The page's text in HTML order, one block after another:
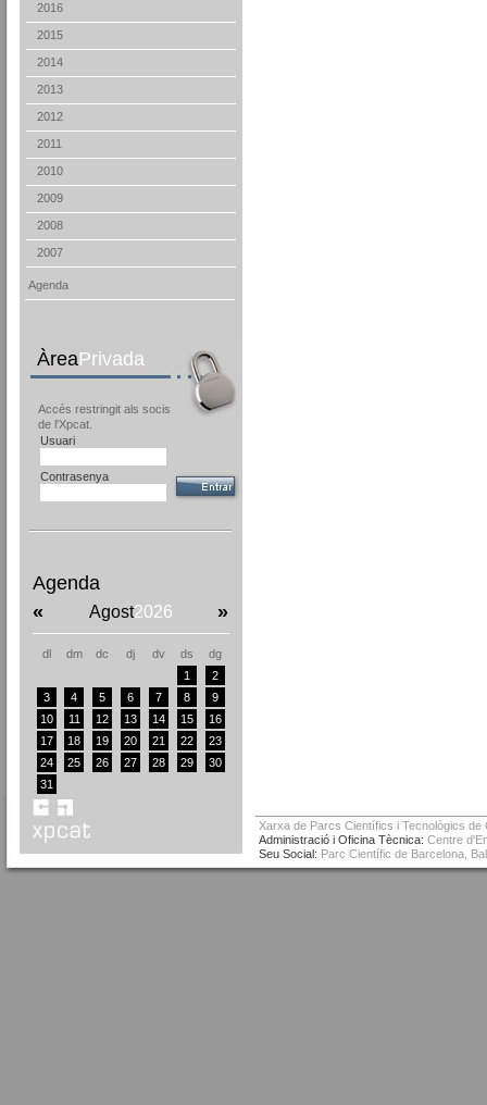
2016
2015
2014
2013
2012
2011
2010
2009
2008
2007
Agenda
ÀreaPrivada
Accés restringit als socis
de l'Xpcat.
Usuari
Contrasenya
Agenda
«
Agost2026 »
dl dm dc dj dv ds
dg
1
2
3
4 5 6 7 8
9
10
11 12 13 14 15
16
17
18 19 20 21 22
23
24
25 26 27 28 29
30
31
Xarxa de Parcs Científics i Tecnològics
Administració i Oficina Tècnica: Centre
Seu Social: Parc Científic de Barcelona,